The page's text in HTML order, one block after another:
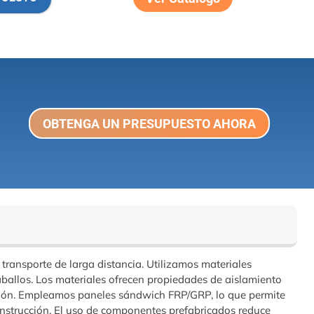
OBTENGA UN PRESUPUESTO AHORA
de larga distancia. Utilizamos materiales
Los materiales ofrecen propiedades de aislamiento
Empleamos paneles sándwich FRP/GRP, lo que permite
El uso de componentes prefabricados reduce